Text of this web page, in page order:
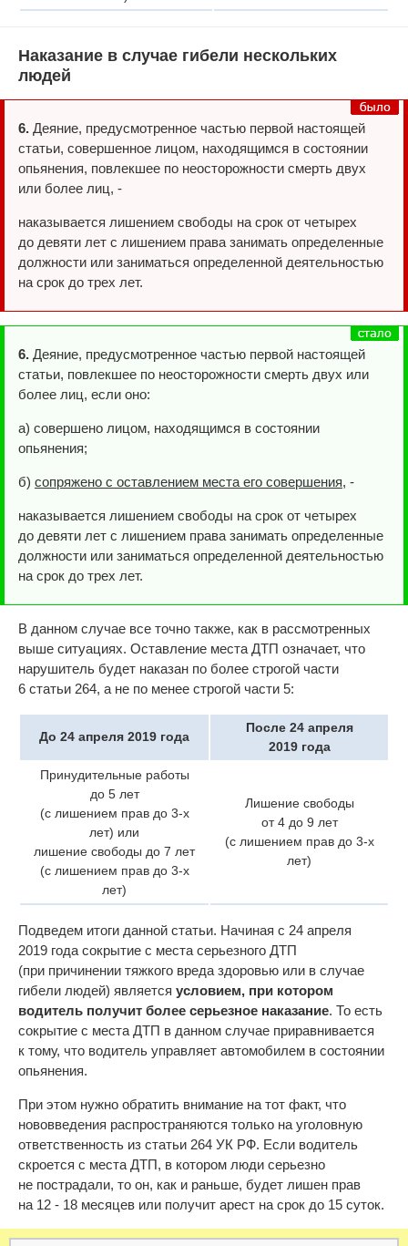
Наказание в случае гибели нескольких
людей
6. Деяние, предусмотренное частью первой настоящей
статьи, совершенное лицом, находящимся в состоянии
опьянения, повлекшее по неосторожности смерть двух
или более лиц, -
наказывается лишением свободы на срок от четырех
до девяти лет с лишением права занимать определенные
должности или заниматься определенной деятельностью
на срок до трех лет.
6. Деяние, предусмотренное частью первой настоящей
статьи, повлекшее по неосторожности смерть двух или
более лиц, если оно:
а) совершено лицом, находящимся в состоянии
опьянения;
б) сопряжено с оставлением места его совершения, -
наказывается лишением свободы на срок от четырех
до девяти лет с лишением права занимать определенные
должности или заниматься определенной деятельностью
на срок до трех лет.
В данном случае все точно также, как в рассмотренных
выше ситуациях. Оставление места ДТП означает, что
нарушитель будет наказан по более строгой части
6 статьи 264, а не по менее строгой части 5:
До 24 апреля 2019 года
После 24 апреля
2019 года
Принудительные работы
до 5 лет
(с лишением прав до 3-х
лет) или
лишение свободы до 7 лет
(с лишением прав до 3-х
лет)
Лишение свободы
от 4 до 9 лет
(с лишением прав до 3-х
лет)
Подведем итоги данной статьи. Начиная с 24 апреля
2019 года сокрытие с места серьезного ДТП
(при причинении тяжкого вреда здоровью или в случае
гибели людей) является условием, при котором
водитель получит более серьезное наказание. То есть
сокрытие с места ДТП в данном случае приравнивается
к тому, что водитель управляет автомобилем в состоянии
опьянения.
При этом нужно обратить внимание на тот факт, что
нововведения распространяются только на уголовную
ответственность из статьи 264 УК РФ. Если водитель
скроется с места ДТП, в котором люди серьезно
не пострадали, то он, как и раньше, будет лишен прав
на 12 - 18 месяцев или получит арест на срок до 15 суток.